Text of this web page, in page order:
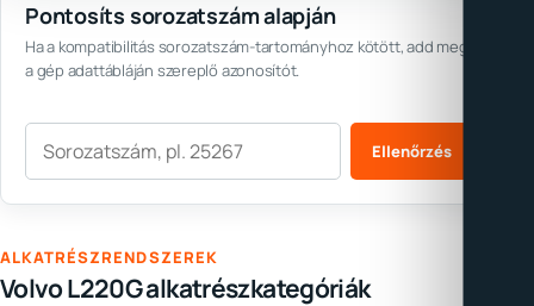
Pontosíts sorozatszám alapján
Ha a kompatibilitás sorozatszám-tartományhoz kötött, add meg
a gép adattábláján szereplő azonosítót.
Ellenőrzés
ALKATRÉSZRENDSZEREK
Volvo L220G alkatrészkategóriák